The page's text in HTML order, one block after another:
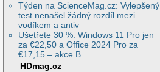
Týden na ScienceMag.cz: Vylepšený
test nenašel žádný rozdíl mezi
vodíkem a antiv
Ušetřete 30 %: Windows 11 Pro jen
za €22,50 a Office 2024 Pro za
€17,15 – akce B
HDmag.cz